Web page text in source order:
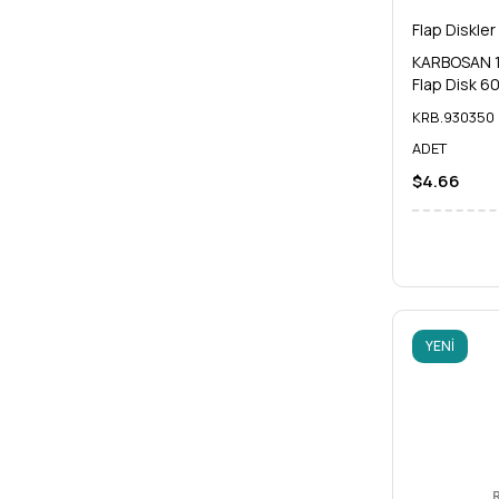
Flap Diskler
Flap Disk
KRB.930350
ADET
$4.66
YENI